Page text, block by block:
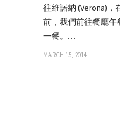
往維諾納 (Verona)
前，我們前往餐廳
一餐。…
MARCH 15, 2014